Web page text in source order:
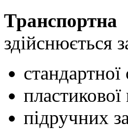
здійснюється
підручних